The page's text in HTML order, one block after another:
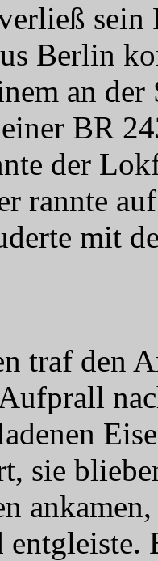
sein
Berlin
an
BR
der
rannte
mit
traf den
sie
entgleiste.